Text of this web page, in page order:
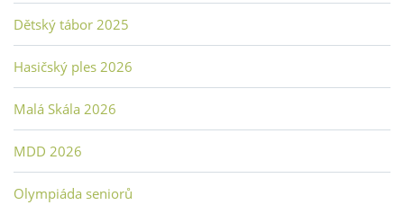
Dětský tábor 2025
Hasičský ples 2026
Malá Skála 2026
MDD 2026
Olympiáda seniorů